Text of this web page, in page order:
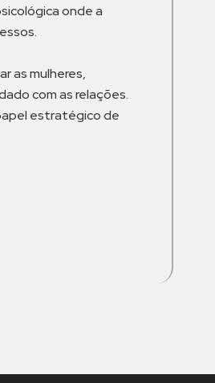
onde a
as mulheres,
com as relações.
estratégico de